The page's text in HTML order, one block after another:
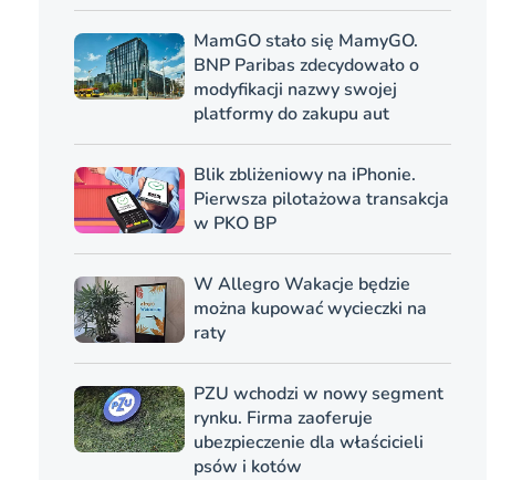
MamGO stało się MamyGO.
BNP Paribas zdecydowało o
modyfikacji nazwy swojej
platformy do zakupu aut
Blik zbliżeniowy na iPhonie.
Pierwsza pilotażowa transakcja
w PKO BP
W Allegro Wakacje będzie
można kupować wycieczki na
raty
PZU wchodzi w nowy segment
rynku. Firma zaoferuje
ubezpieczenie dla właścicieli
psów i kotów